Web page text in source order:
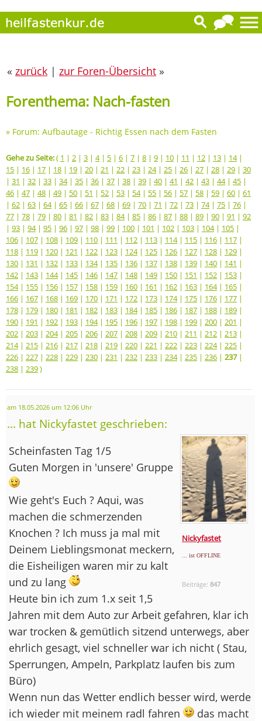
« zurück | zur Foren-Übersicht »
Forenthema: Nach-fasten
» Forum: Aufbautage - Richtig Essen nach dem Fasten
Gehe zu Seite:( 1 | 2 | 3 | 4| 5 | 6 | 7 | 8 | 9 | 10 | 11 | 12 | 13 | 14|
15 | 16 | 17 | 18 | 19 | 20 | 21 | 22 | 23 | 24| 25 | 26 | 27 | 28 | 29 | 30
| 31 | 32 | 33 | 34| 35 | 36 | 37 | 38 | 39 | 40 | 41 | 42 | 43 | 44| 45 |
46 | 47 | 48 | 49 | 50 | 51 | 52 | 53 | 54| 55 | 56 | 57 | 58 | 59 | 60 | 61
| 62 | 63 | 64| 65 | 66 | 67 | 68 | 69 | 70 | 71 | 72 | 73 | 74| 75 | 76 |
77 | 78 | 79 | 80 | 81 | 82 | 83 | 84| 85 | 86 | 87 | 88 | 89 | 90 | 91 | 92
| 93 | 94| 95 | 96 | 97 | 98 | 99 | 100 | 101 | 102 | 103 | 104| 105 |
106 | 107 | 108 | 109 | 110 | 111 | 112 | 113 | 114| 115 | 116 | 117 |
118 | 119 | 120 | 121 | 122 | 123 | 124| 125 | 126 | 127 | 128 | 129 |
130 | 131 | 132 | 133 | 134| 135 | 136 | 137 | 138 | 139 | 140 | 141 |
142 | 143 | 144| 145 | 146 | 147 | 148 | 149 | 150 | 151 | 152 | 153 |
154| 155 | 156 | 157 | 158 | 159 | 160 | 161 | 162 | 163 | 164| 165 |
166 | 167 | 168 | 169 | 170 | 171 | 172 | 173 | 174| 175 | 176 | 177 |
178 | 179 | 180 | 181 | 182 | 183 | 184| 185 | 186 | 187 | 188 | 189 |
190 | 191 | 192 | 193 | 194| 195 | 196 | 197 | 198 | 199 | 200 | 201 |
202 | 203 | 204| 205 | 206 | 207 | 208 | 209 | 210 | 211 | 212 | 213 |
214| 215 | 216 | 217 | 218 | 219 | 220 | 221 | 222 | 223 | 224| 225 |
226 | 227 | 228 | 229 | 230 | 231 | 232 | 233 | 234| 235 | 236 | 237|
238 | 239)
am 18.05.2026 um 12:06 Uhr
... hat Nickyfastet geschrieben:
Nickyfastet
... ist OFFLINE
Beiträge:847
Scheinfasten Tag 1/5
Guten Morgen in 'unsere' Gruppe
Wie geht's Euch ? Aqui, was
machen die schmerzenden
Knochen ? Ich muss ja mal mit
Deinem Lieblingsmonat meckern,
die Eisheiligen waren mir zu kalt
und zu lang
Heute bin ich zum 1.x seit 1,5
Jahren mit dem Auto zur Arbeit gefahren, klar ich
war trocken & gemütlich sitzend unterwegs, aber
ehrlich gesagt, viel schneller war ich nicht ( Stau,
Sperrungen, Ampeln, Parkplatz laufen bis zum
Büro)
Wenn nun das Wetter endlich besser wird, werde
ich wieder mit meinem radl fahren
das macht